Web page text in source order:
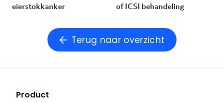
eierstokkanker
of ICSI behandeling
Terug naar overzicht
Product